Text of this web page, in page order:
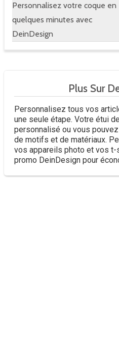
Personnalisez votre coque en
quelques minutes avec
DeinDesign
Plus Sur
Personnalisez tous vos
une seule étape. Votre étui
personnalisé ou vous
de motifs et de matériaux.
vos appareils photo et vos
promo DeinDesign pour